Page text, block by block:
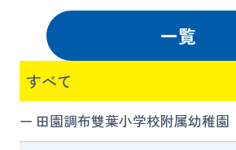
すべて
田園調布雙葉小学校附属幼稚園
一覧